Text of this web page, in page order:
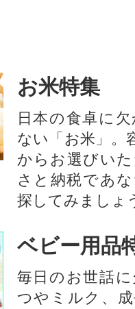
お米特集
日本の食卓に
ない「お米」。
からお選びい
さと納税であ
探してみましょ
ベビー用品
毎日のお世話
つやミルク、